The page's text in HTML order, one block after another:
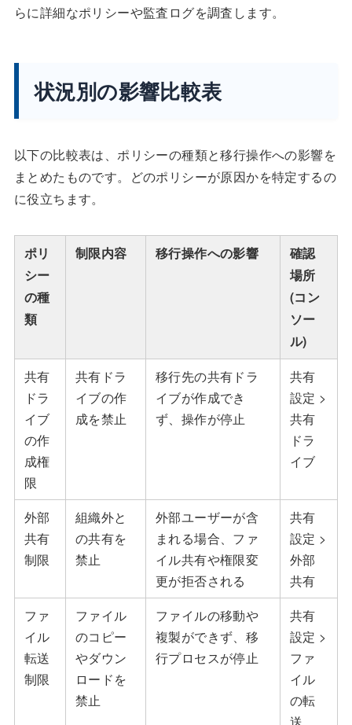
らに詳細なポリシーや監査ログを調査します。
状況別の影響比較表
以下の比較表は、ポリシーの種類と移行操作への影響を
まとめたものです。どのポリシーが原因かを特定するの
に役立ちます。
ポリ
シー
の種
類
制限内容 移行操作への影響
確認
場所
(コン
ソー
ル)
共有
ドラ
イブ
の作
成権
限
共有ドラ
イブの作
成を禁止
移行先の共有ドラ
イブが作成でき
ず、操作が停止
共有
設定 >
共有
ドラ
イブ
外部
共有
制限
組織外と
の共有を
禁止
外部ユーザーが含
まれる場合、ファ
イル共有や権限変
更が拒否される
共有
設定 >
外部
共有
ファ
イル
転送
制限
ファイル
のコピー
やダウン
ロードを
禁止
ファイルの移動や
複製ができず、移
行プロセスが停止
共有
設定 >
ファ
イル
の転
送